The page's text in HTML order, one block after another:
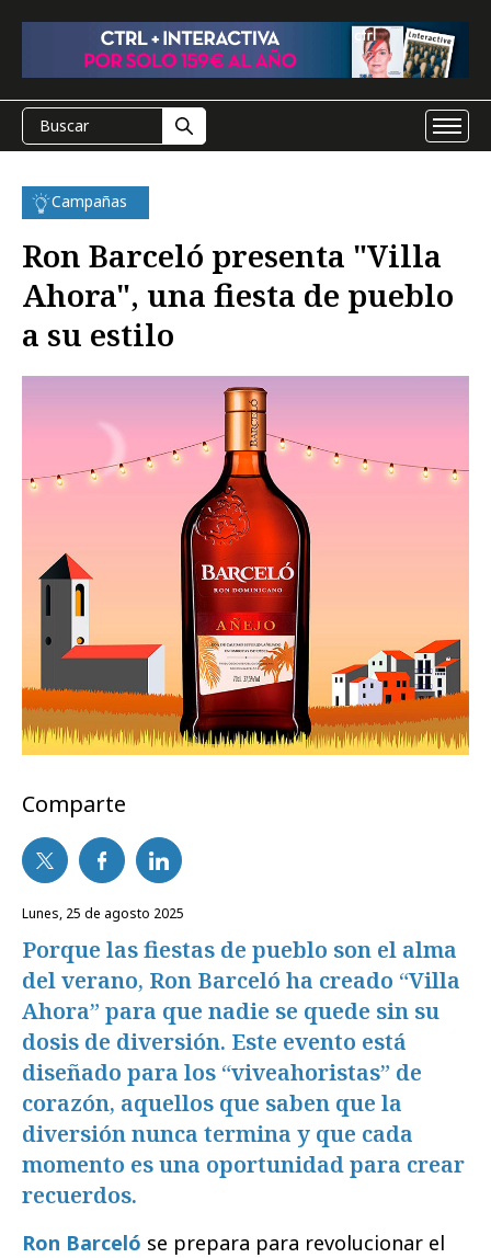
Campañas
Ron Barceló presenta "Villa
Ahora", una fiesta de pueblo
a su estilo
Comparte
lunes, 25 de agosto 2025
Porque las fiestas de pueblo son el alma
del verano, Ron Barceló ha creado “Villa
Ahora” para que nadie se quede sin su
dosis de diversión. Este evento está
diseñado para los “viveahoristas” de
corazón, aquellos que saben que la
diversión nunca termina y que cada
momento es una oportunidad para crear
recuerdos.
Ron Barceló se prepara para revolucionar el